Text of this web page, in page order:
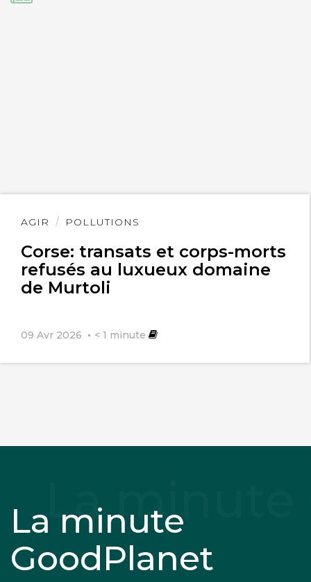
AGIR POLLUTIONS
Corse: transats et corps-morts
refusés au luxueux domaine
de Murtoli
09 Avr 2026 < 1 minute
Lire
La minute
GoodPlanet